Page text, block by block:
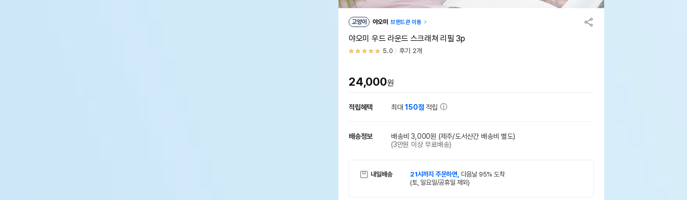
고양이 야오미 브랜드관 이동
야오미 우드 라운드 스크래쳐 리필 3p
5.0 후기 2개
24,000원
적립혜택 최대150점 적립
배송정보 배송비 3,000원 (제주/도서산간 배송비 별도)
(3만원 이상 무료배송)
내일배송 21시까지 주문하면, 다음날 95% 도착
(토, 일요일/공휴일 제외)